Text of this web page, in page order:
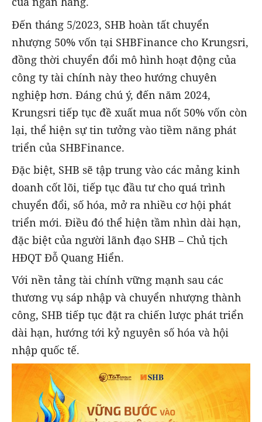
Đến tháng 5/2023, SHB hoàn tất chuyển
nhượng 50% vốn tại SHBFinance cho Krungsri,
đồng thời chuyển đổi mô hình hoạt động của
công ty tài chính này theo hướng chuyên
nghiệp hơn. Đáng chú ý, đến năm 2024,
Krungsri tiếp tục đề xuất mua nốt 50% vốn còn
lại, thể hiện sự tin tưởng vào tiềm năng phát
triển của SHBFinance.
Đặc biệt, SHB sẽ tập trung vào các mảng kinh
doanh cốt lõi, tiếp tục đầu tư cho quá trình
chuyển đổi, số hóa, mở ra nhiều cơ hội phát
triển mới. Điều đó thể hiện tầm nhìn dài hạn,
đặc biệt của người lãnh đạo SHB – Chủ tịch
HĐQT Đỗ Quang Hiển.
Với nền tảng tài chính vững mạnh sau các
thương vụ sáp nhập và chuyển nhượng thành
công, SHB tiếp tục đặt ra chiến lược phát triển
dài hạn, hướng tới kỷ nguyên số hóa và hội
nhập quốc tế.